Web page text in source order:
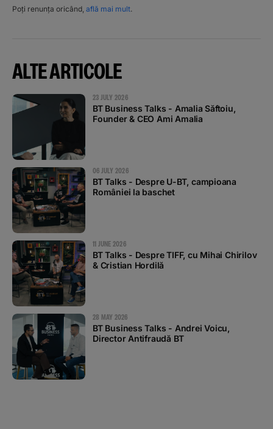
Poți renunța oricând, află mai mult.
ALTE ARTICOLE
23 JULY 2026
BT Business Talks - Amalia Săftoiu,
Founder & CEO Ami Amalia
06 JULY 2026
BT Talks - Despre U-BT, campioana
României la baschet
11 JUNE 2026
BT Talks - Despre TIFF, cu Mihai Chirilov
& Cristian Hordilă
28 MAY 2026
BT Business Talks - Andrei Voicu,
Director Antifraudă BT